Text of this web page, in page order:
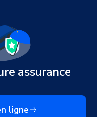
assurance
ligne